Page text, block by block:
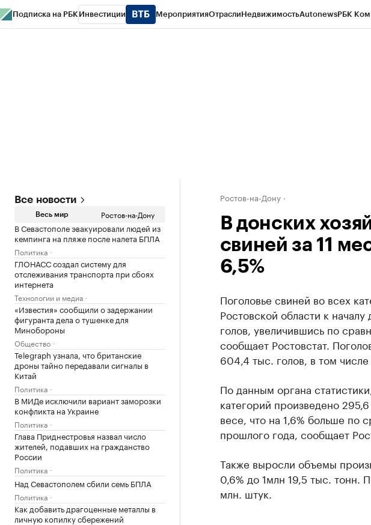
Подписка на РБК Инвестиции МероприятияОтраслиНедвижимостьAutonewsРБК
Все новости
Весь мир Ростов-на-Дону
В Севастополе эвакуировали людей из
кемпинга на пляже после налета БПЛА
Политика
ГЛОНАСС создал систему для
отслеживания транспорта при сбоях
интернета
Технологии и медиа
«Известия» сообщили о задержании
фигуранта дела о тушенке для
Минобороны
Общество
Telegraph узнала, что британские
дроны тайно передавали сигналы в
Китай
Политика
В МИДе исключили вариант заморозки
конфликта на Украине
Политика
Глава Приднестровья назвал число
жителей, подавших на гражданство
России
Политика
Над Севастополем сбили семь БПЛА
Политика
Как добавить драгоценные металлы в
личную копилку сбережений
Ростов-на-Дону
В донских
свиней за 11
6,5%
Поголовье свиней во всех
Ростовской области к началу
голов, увеличившись по
сообщает Ростовстат.
604,4 тыс. голов, в том
По данным органа
категорий произведено
весе, что на 1,6% больше по
прошлого года, сообщает
Также выросли объемы
0,6% до 1млн 19,5 тыс. тонн.
млн. штук.